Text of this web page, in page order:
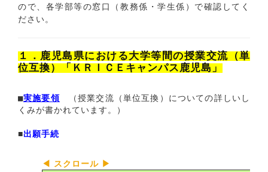
ので、各学部等の窓口（教務係・学生係）で確認してく
ださい。
１． 鹿児島県における大学等間の授業交流（単
位互換）「ＫＲＩＣＥキャンパス鹿児島 」
■実施要領（授業交流（単位互換）についての詳しいし
くみが書かれています。）
■出願手続